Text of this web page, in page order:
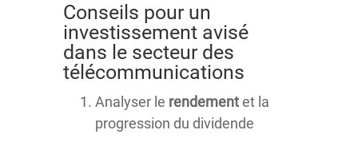
Conseils pour un
investissement avisé
dans le secteur des
télécommunications
Analyser le rendementet la
progression du dividende